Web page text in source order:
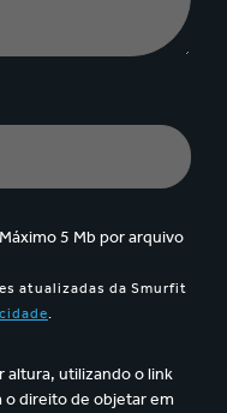
5 Mb por arquivo
atualizadas da Smurfit
.
altura, utilizando o link
direito de objetar em